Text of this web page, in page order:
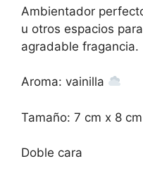
Ambientador
u otros espacios
agradable fragancia.
Aroma: vainilla
Tamaño: 7 cm x 8 cm
Doble cara